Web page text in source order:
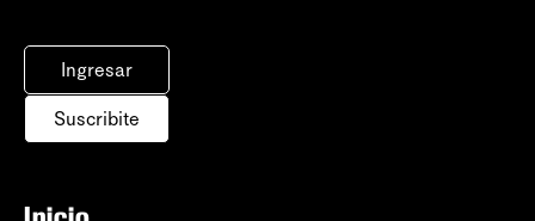
Ingresar
Suscribite